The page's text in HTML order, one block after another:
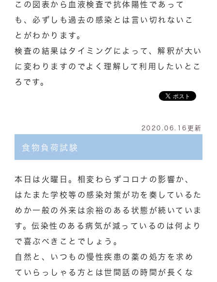
この図表から血液検査で抗体陽性であって
も、必ずしも過去の感染とは言い切れないこ
とがわかります。
検査の結果はタイミングによって、解釈が大い
に変わりますのでよく理解して利用したいとこ
ろです。
2020.06.16更新
食物負荷試験
本日は火曜日。相変わらずコロナの影響か、
はたまた学校等の感染対策が功を奏しているた
めか一般の外来は余裕のある状態が続いていま
す。伝染性のある病気が減っているのは何より
で喜ぶべきことでしょう。
自然と、いつもの慢性疾患の薬の処方を求め
ていらっしゃる方とは世間話の時間が長くな